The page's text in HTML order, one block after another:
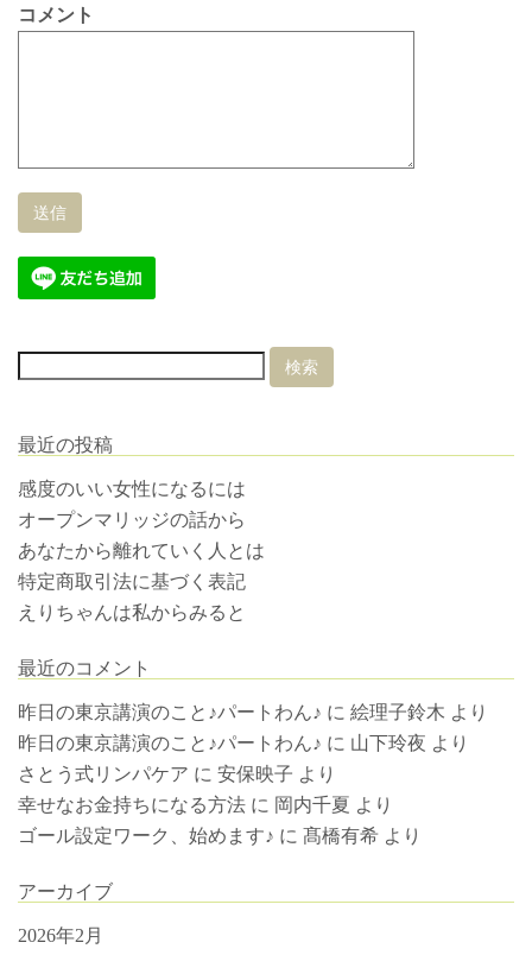
コメント
最近の投稿
感度のいい女性になるには
オープンマリッジの話から
あなたから離れていく人とは
特定商取引法に基づく表記
えりちゃんは私からみると
最近のコメント
昨日の東京講演のこと♪パートわん♪ に 絵理子鈴木 より
昨日の東京講演のこと♪パートわん♪ に 山下玲夜 より
さとう式リンパケア に 安保映子 より
幸せなお金持ちになる方法 に 岡内千夏 より
ゴール設定ワーク、始めます♪ に 髙橋有希 より
アーカイブ
2026年2月